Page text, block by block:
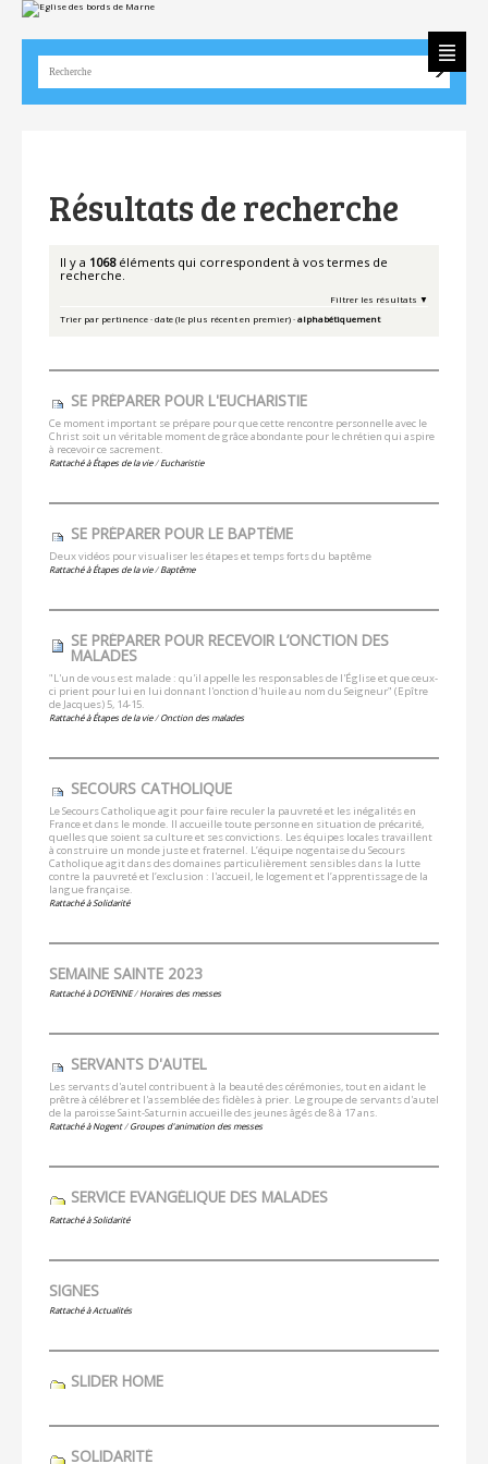
Aller
au
|
Aller
navigation
Outils
personnels
Résultats de recherche
Il y a 1068éléments qui correspondent à vos termes de
recherche.
Filtrer les résultats
Trier par pertinence·date (le plus récent en premier)·alphabétiquement
SE PRÉPARER POUR L'EUCHARISTIE
Ce moment important se prépare pour que cette rencontre personnelle avec le
Christ soit un véritable moment de grâce abondante pour le chrétien qui aspire
à recevoir ce sacrement.
Rattaché à Étapes de la vie /Eucharistie
SE PRÉPARER POUR LE BAPTÊME
Deux vidéos pour visualiser les étapes et temps forts du baptême
Rattaché à Étapes de la vie /Baptême
SE PRÉPARER POUR RECEVOIR L’ONCTION DES
MALADES
"L'un de vous est malade : qu'il appelle les responsables de l'Église et que ceux-
ci prient pour lui en lui donnant l'onction d'huile au nom du Seigneur" (Epître
de Jacques) 5, 14-15.
Rattaché à Étapes de la vie /Onction des malades
SECOURS CATHOLIQUE
Le Secours Catholique agit pour faire reculer la pauvreté et les inégalités en
France et dans le monde. Il accueille toute personne en situation de précarité,
quelles que soient sa culture et ses convictions. Les équipes locales travaillent
à construire un monde juste et fraternel. L’équipe nogentaise du Secours
Catholique agit dans des domaines particulièrement sensibles dans la lutte
contre la pauvreté et l’exclusion : l'accueil, le logement et l’apprentissage de la
langue française.
Rattaché à Solidarité
SEMAINE SAINTE 2023
Rattaché à DOYENNE /Horaires des messes
SERVANTS D'AUTEL
Les servants d'autel contribuent à la beauté des cérémonies, tout en aidant le
prêtre à célébrer et l'assemblée des fidèles à prier. Le groupe de servants d'autel
de la paroisse Saint-Saturnin accueille des jeunes âgés de 8 à 17 ans.
Rattaché à Nogent /Groupes d'animation des messes
SERVICE EVANGÉLIQUE DES MALADES
Rattaché à Solidarité
SIGNES
Rattaché àActualités
SLIDER HOME
SOLIDARITÉ